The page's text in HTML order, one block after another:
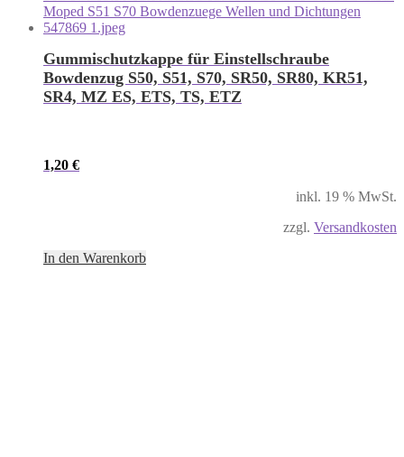
Gummischutzkappe für Einstellschraube
Bowdenzug S50, S51, S70, SR50, SR80, KR51,
SR4, MZ ES, ETS, TS, ETZ
1,20 €
inkl. 19 % MwSt.
zzgl. Versandkosten
In den Warenkorb